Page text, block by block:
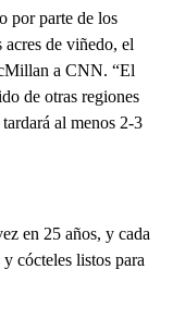
por parte de los
de viñedo, el
a CNN. “El
de otras regiones
al menos 2-3
en 25 años, y cada
cócteles listos para